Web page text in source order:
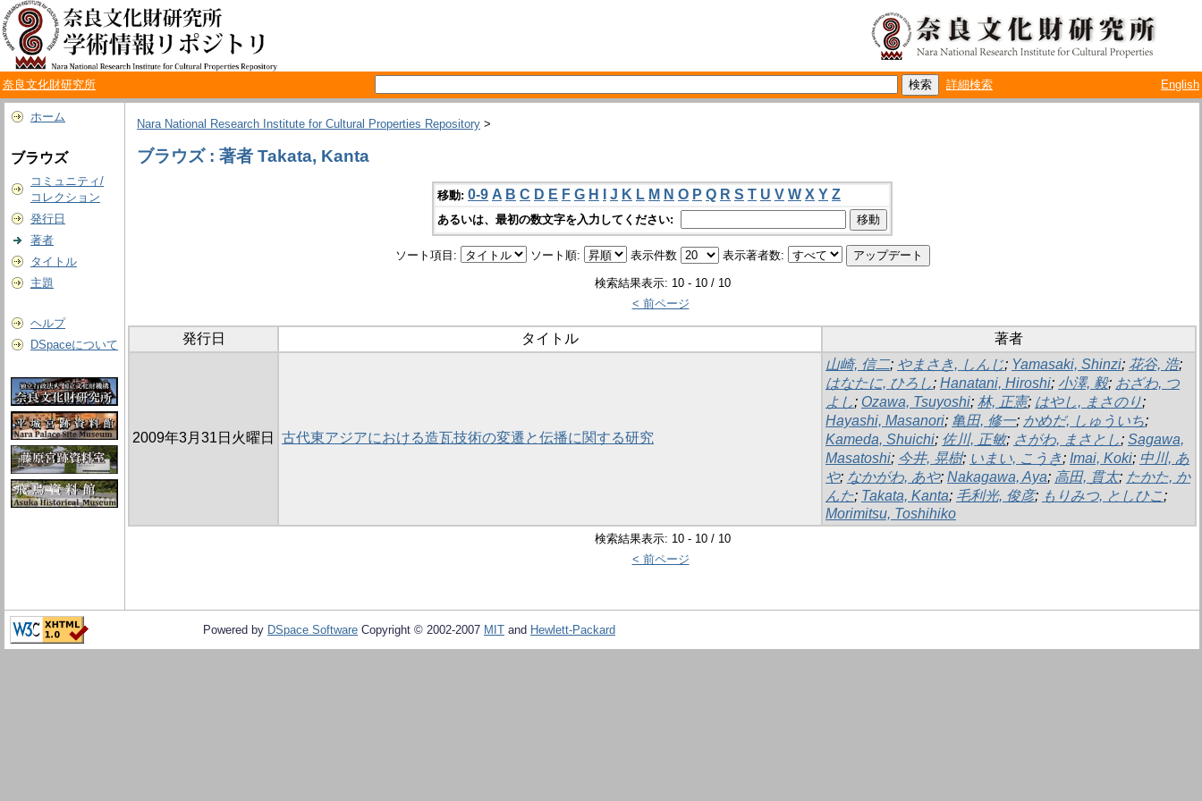
奈良文化財研究所 詳細検索 English
ホーム
ブラウズ
コミュニティ/
コレクション
発行日
著者
タイトル
主題
ヘルプ
DSpaceについて
Nara National Research Institute for Cultural Properties Repository >
ブラウズ : 著者 Takata, Kanta
移動: 0-9 A B C D E F G H J K L M N O P Q R S T U V W X Y Z
あるいは、最初の数文字を入力してください:
ソート項目: ソート順: 表示件数 表示著者数:
検索結果表示: 10 - 10 / 10
< 前ページ
発行日 タイトル 著者
2009年3月31日火曜日 古代東アジアにおける造瓦技術の変遷と伝播に関する研究
山崎, 信二; やまさき, しんじ; Yamasaki, Shinzi; 花谷, 浩;
はなたに, ひろし; Hanatani, Hiroshi; 小澤, 毅; おざわ, つ
よし; Ozawa, Tsuyoshi; 林, 正憲; はやし, まさのり;
Hayashi, Masanori; 亀田, 修一; かめだ, しゅういち;
Kameda, Shuichi; 佐川, 正敏; さがわ, まさとし; Sagawa,
Masatoshi; 今井, 晃樹; いまい, こうき; Imai, Koki; 中川, あ
や; なかがわ, あや; Nakagawa, Aya; 高田, 貫太; たかた, か
んた; Takata, Kanta; 毛利光, 俊彦; もりみつ, としひこ;
Morimitsu, Toshihiko
検索結果表示: 10 - 10 / 10
< 前ページ
Powered by DSpace Software Copyright © 2002-2007 MIT and Hewlett-Packard